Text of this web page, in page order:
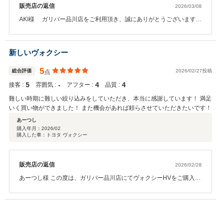
販売店の返信 2026/03/08
AKI様 ガリバー品川店をご利用頂き、誠にありがとうございます。
います。 初回商談から楽しい商談をさせて頂きありがとうございま
した。 これから新しいお車を使用して、AKI様の趣味、生活が豊かに
なるように願っています。 これからはアフターでのお付き合いにな
ります。今後とも宜しくお願い致します。 またお会いできる日を楽
しみにしています。 担当 半田
新しいヴォクシー
総合評価 5点 2026/02/27投稿
接客 : 5 雰囲気 : ‐ アフター : 4 品質 : 4
難しい時期に難しい絞り込みをしていただき、本当に感謝しています！ 満足
いく買い物ができました！ また機会があれば頼らさせていただきたいです！
あーつし
購入年月： 2026/02
購入した車：トヨタ ヴォクシー
販売店の返信 2026/02/28
あーつし様 この度は、ガリバー品川店にてヴォクシーHVをご購入頂